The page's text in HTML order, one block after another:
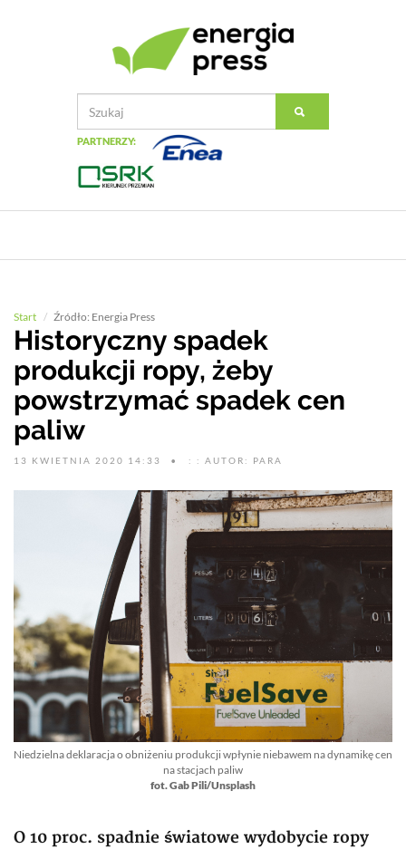
PARTNERZY:
Start Źródło: Energia Press
Historyczny spadek
produkcji ropy, żeby
powstrzymać spadek cen
paliw
13 KWIETNIA 2020 14:33 : : AUTOR: PARA
Niedzielna deklaracja o obniżeniu produkcji wpłynie niebawem na dynamikę cen
na stacjach paliw
fot. Gab Pili/Unsplash
O 10 proc. spadnie światowe wydobycie ropy